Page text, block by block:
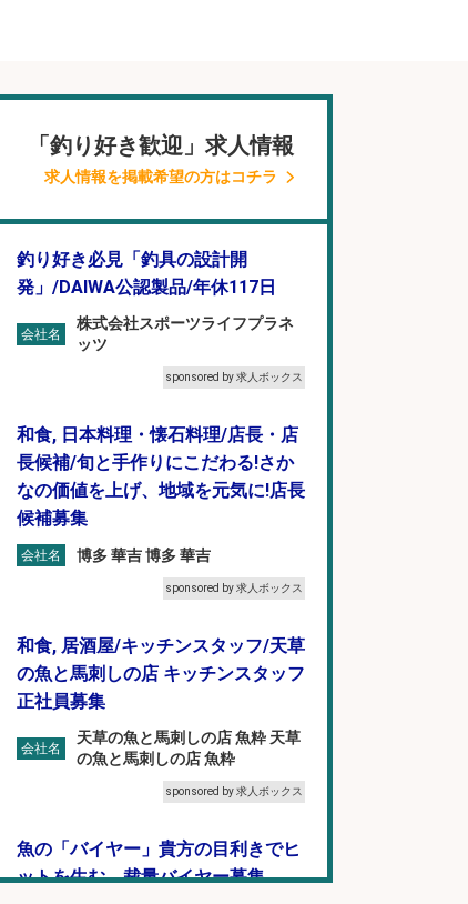
「釣り好き歓迎」求人情報
求人情報を掲載希望の方はコチラ
釣り好き必見「釣具の設計開
発」/DAIWA公認製品/年休117日
会社名
株式会社スポーツライフプラネ
ッツ
sponsored by 求人ボックス
和食, 日本料理・懐石料理/店長・店
長候補/旬と手作りにこだわる!さか
なの価値を上げ、地域を元気に!店長
候補募集
会社名 博多 華吉 博多 華吉
sponsored by 求人ボックス
和食, 居酒屋/キッチンスタッフ/天草
の魚と馬刺しの店 キッチンスタッフ
正社員募集
会社名
天草の魚と馬刺しの店 魚粋 天草
の魚と馬刺しの店 魚粋
sponsored by 求人ボックス
魚の「バイヤー」貴方の目利きでヒ
ットを生む、裁量バイヤー募集